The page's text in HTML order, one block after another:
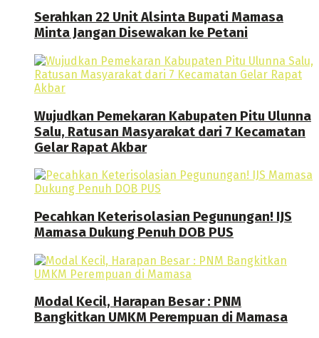
Serahkan 22 Unit Alsinta Bupati Mamasa
Minta Jangan Disewakan ke Petani
Wujudkan Pemekaran Kabupaten Pitu Ulunna
Salu, Ratusan Masyarakat dari 7 Kecamatan
Gelar Rapat Akbar
Pecahkan Keterisolasian Pegunungan! IJS
Mamasa Dukung Penuh DOB PUS
Modal Kecil, Harapan Besar : PNM
Bangkitkan UMKM Perempuan di Mamasa